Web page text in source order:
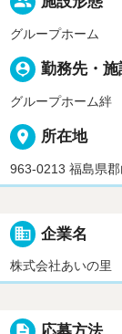
グループホーム
person_pin 勤務先・施
グループホーム絆
place 所在地
963-0213 福島県
business 企業名
株式会社あいの里